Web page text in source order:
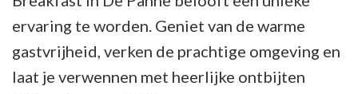
ervaring te worden. Geniet van de warme
gastvrijheid, verken de prachtige omgeving en
laat je verwennen met heerlijke ontbijten